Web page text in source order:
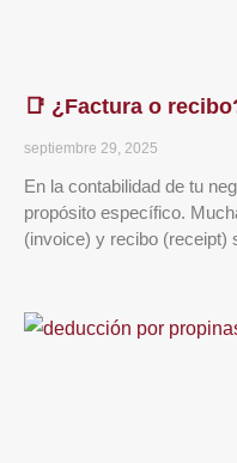
📑 ¿Factura o
septiembre 29, 2025
En la contabilidad de tu
propósito específico.
(invoice) y recibo (receipt)